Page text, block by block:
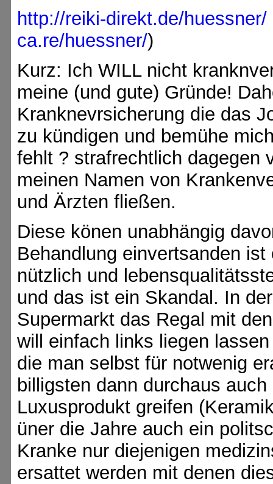
http://reiki-direkt.de/huessner/
ca.re/huessner/)
Kurz: Ich WILL nicht
meine (und gute) Gründe!
Kranknevrsicherung die das
zu kündigen und bemühe
fehlt ? strafrechtlich dagegen
meinen Namen von
und Ärzten fließen.
Diese könen unabhängig
Behandlung einvertsanden
nützlich und
und das ist ein Skandal. In
Supermarkt das Regal mit
will einfach links liegen
die man selbst für notwenig
billigsten dann durchaus
Luxusprodukt greifen
üner die Jahre auch ein
Kranke nur diejenigen
ersattet werden mit denen